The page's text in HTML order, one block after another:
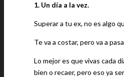
1. Un día a la vez.
Superar a tu ex, no es algo
Te va a costar, pero va a
Lo mejor es que vivas cada
bien o recaer, pero eso ya